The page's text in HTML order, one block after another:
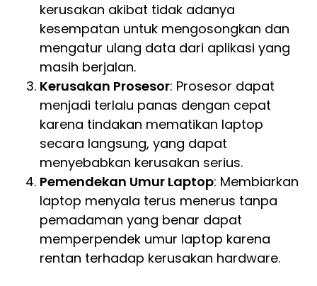
kerusakan akibat tidak adanya
kesempatan untuk mengosongkan dan
mengatur ulang data dari aplikasi yang
masih berjalan.
Kerusakan Prosesor: Prosesor dapat
menjadi terlalu panas dengan cepat
karena tindakan mematikan laptop
secara langsung, yang dapat
menyebabkan kerusakan serius.
Pemendekan Umur Laptop: Membiarkan
laptop menyala terus menerus tanpa
pemadaman yang benar dapat
memperpendek umur laptop karena
rentan terhadap kerusakan hardware.